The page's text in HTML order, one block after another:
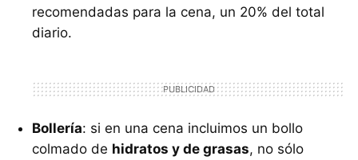
recomendadas para la cena, un 20% del total
diario.
Bollería: si en una cena incluimos un bollo
colmado de hidratos y de grasas, no sólo